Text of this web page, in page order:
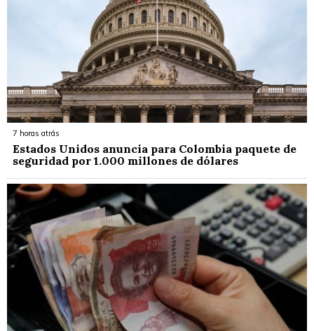
7 horas atrás
Estados Unidos anuncia para Colombia paquete de
seguridad por 1.000 millones de dólares